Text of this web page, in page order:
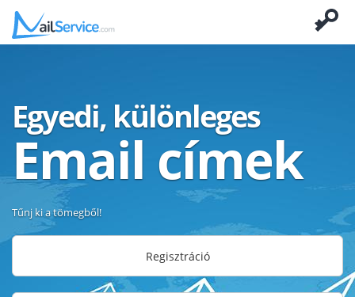
Egyedi, különleges
Email címek
Tűnj ki a tömegből!
Regisztráció